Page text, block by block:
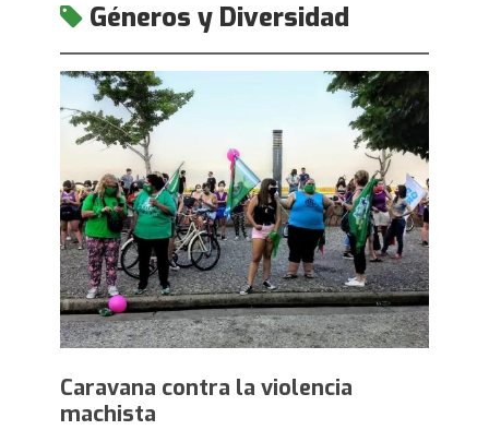
Géneros y Diversidad
Caravana contra la violencia
machista